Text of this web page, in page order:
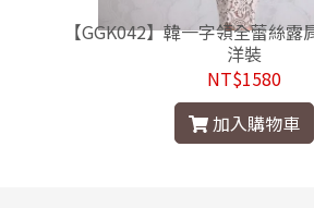
【GGK042】韓一字領全蕾絲
洋裝
NT$1580
加入購物車